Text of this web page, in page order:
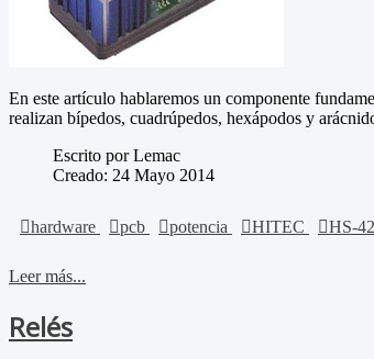
En este artículo hablaremos un componente
realizan bípedos, cuadrúpedos, hexápodos y
Escrito por Lemac
Creado: 24 Mayo 2014
hardware pcb potencia HITEC HS-
Leer más...
Relés